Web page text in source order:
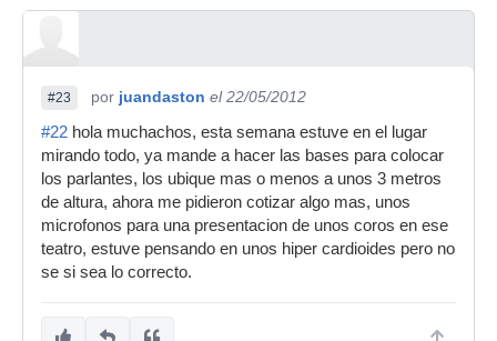
#23 por juandaston el 22/05/2012
#22 hola muchachos, esta semana estuve en el lugar
mirando todo, ya mande a hacer las bases para colocar
los parlantes, los ubique mas o menos a unos 3 metros
de altura, ahora me pidieron cotizar algo mas, unos
microfonos para una presentacion de unos coros en ese
teatro, estuve pensando en unos hiper cardioides pero no
se si sea lo correcto.